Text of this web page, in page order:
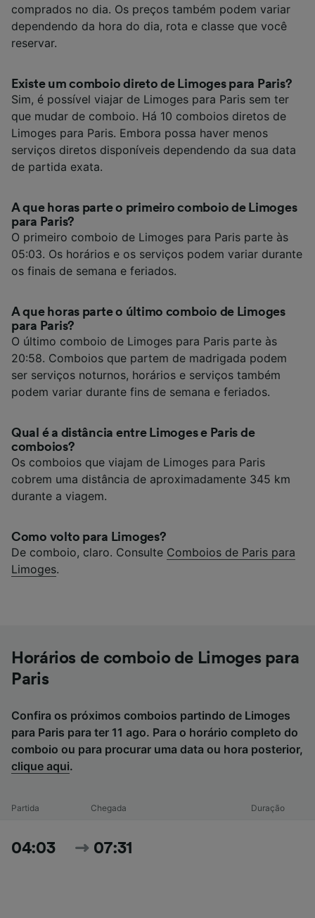
comprados no dia. Os preços também podem variar
dependendo da hora do dia, rota e classe que você
reservar.
Existe um comboio direto de Limoges para Paris?
Sim, é possível viajar de Limoges para Paris sem ter
que mudar de comboio. Há 10 comboios diretos de
Limoges para Paris. Embora possa haver menos
serviços diretos disponíveis dependendo da sua data
de partida exata.
A que horas parte o primeiro comboio de Limoges
para Paris?
O primeiro comboio de Limoges para Paris parte às
05:03. Os horários e os serviços podem variar durante
os finais de semana e feriados.
A que horas parte o último comboio de Limoges
para Paris?
O último comboio de Limoges para Paris parte às
20:58. Comboios que partem de madrigada podem
ser serviços noturnos, horários e serviços também
podem variar durante fins de semana e feriados.
Qual é a distância entre Limoges e Paris de
comboios?
Os comboios que viajam de Limoges para Paris
cobrem uma distância de aproximadamente 345 km
durante a viagem.
Como volto para Limoges?
De comboio, claro. Consulte Comboios de Paris para
Limoges.
Horários de comboio de Limoges para
Paris
Confira os próximos comboios partindo de Limoges
para Paris para ter 11 ago. Para o horário completo do
comboio ou para procurar uma data ou hora posterior,
clique aqui.
Partida Chegada Duração
04:03 07:31